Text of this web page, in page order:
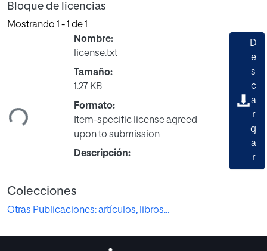
Bloque de licencias
Mostrando 1 - 1 de 1
Nombre:
license.txt
Tamaño:
1.27 KB
Formato:
Item-specific license agreed
upon to submission
Descripción:
D
e
s
c
a
r
g
a
r
Colecciones
Otras Publicaciones: artículos, libros...